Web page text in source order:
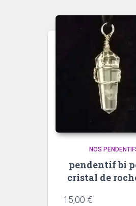
NOS
pendentif bi
cristal de
15,00 €